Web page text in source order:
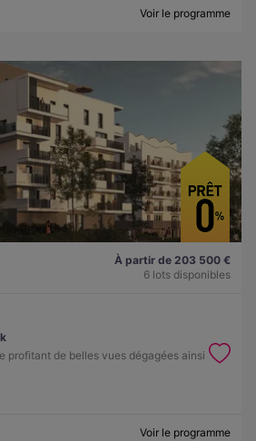
Voir le programme
À partir de 203 500 €
6 lots disponibles
profitant de belles vues dégagées ainsi
Voir le programme